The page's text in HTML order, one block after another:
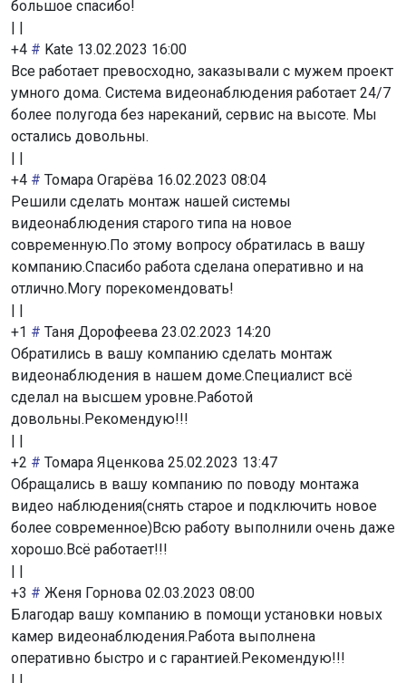
большое спасибо!
+4 # Kate 13.02.2023 16:00
Все работает превосходно, заказывали с мужем проект
умного дома. Система видеонаблюдения работает 24/7
более полугода без нареканий, сервис на высоте. Мы
остались довольны.
+4 # Томара Огарёва 16.02.2023 08:04
Решили сделать монтаж нашей системы
видеонаблюдения старого типа на новое
современную.По этому вопросу обратилась в вашу
компанию.Спасибо работа сделана оперативно и на
отлично.Могу порекомендовать!
+1 # Таня Дорофеева 23.02.2023 14:20
Обратились в вашу компанию сделать монтаж
видеонаблюдения в нашем доме.Специалист всё
сделал на высшем уровне.Работой
довольны.Рекомендую!!!
+2 # Томара Яценкова 25.02.2023 13:47
Обращались в вашу компанию по поводу монтажа
видео наблюдения(снять старое и подключить новое
более современное)Всю работу выполнили очень даже
хорошо.Всё работает!!!
+3 # Женя Горнова 02.03.2023 08:00
Благодар вашу компанию в помощи установки новых
камер видеонаблюдения.Работа выполнена
оперативно быстро и с гарантией.Рекомендую!!!